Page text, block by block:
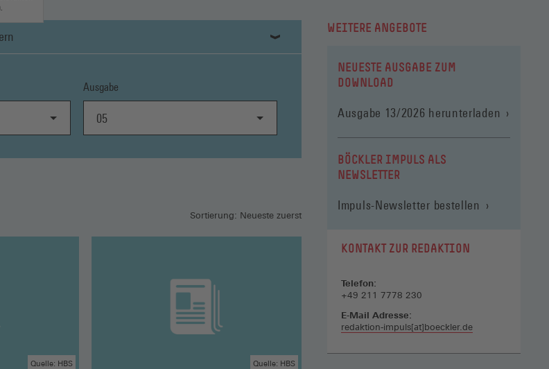
Ausgabe
Sortierung: Neueste zuerst
Quelle: HBS Quelle: HBS
WEITERE ANGEBOTE
NEUESTE AUSGABE ZUM
DOWNLOAD
Ausgabe 13/2026 herunterladen (Öffnet
einem
BÖCKLER IMPULS ALS
NEWSLETTER
Impuls-Newsletter bestellen
KONTAKT ZUR REDAKTION
Telefon:
+49 211 7778 230
E-Mail Adresse:
redaktion-impuls[at]boeckler.de